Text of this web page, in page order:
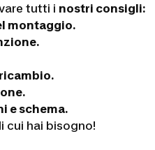
tutti i nostri consigli:
schema.
cui hai bisogno!